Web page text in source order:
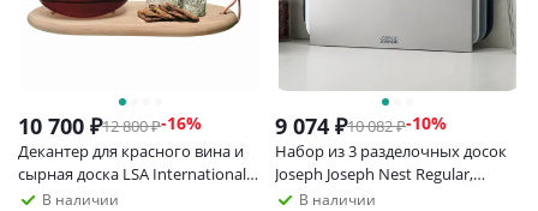
10 700 ₽12 800₽-16%
Декантер для красного вина и
сырная доска LSA International
Wine_УЦЕНКА
В наличии
9 074 ₽10 082₽-10%
Набор из 3 разделочных досок
Joseph Joseph Nest Regular,
серыйВ наличии